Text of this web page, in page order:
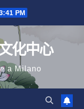
PM
化中心
a Milano